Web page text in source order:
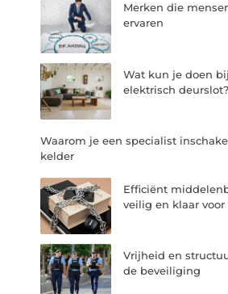
Merken die
ervaren
Wat kun je doen
elektrisch deurslot?
Waarom je een specialist
kelder
Efficiënt
veilig en klaar voor
Vrijheid en
de beveiliging